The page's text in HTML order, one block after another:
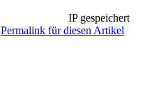
IP gespeichert
Permalink für diesen Artikel